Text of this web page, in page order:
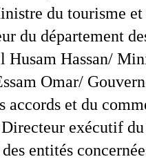
du tourisme et
du département
Husam Hassan/
Omar/
accords et du
exécutif
entités